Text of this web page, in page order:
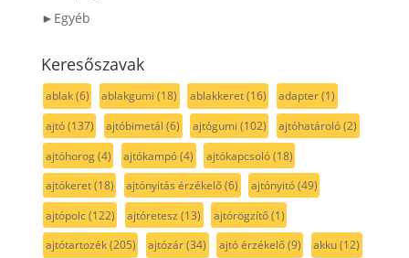
►Egyéb
Keresőszavak
ablak(6) ablakgumi (18) ablakkeret(16) adapter(1)
ajtó(137) ajtóbimetál (6) ajtógumi (102) ajtóhatároló(2)
ajtóhorog(4) ajtókampó(4) ajtókapcsoló(18)
ajtókeret(18) ajtónyitás érzékelő(6) ajtónyitó(49)
ajtópolc(122) ajtóretesz (13) ajtórögzítő(1)
ajtótartozék(205) ajtózár(34) ajtó érzékelő(9) akku(12)